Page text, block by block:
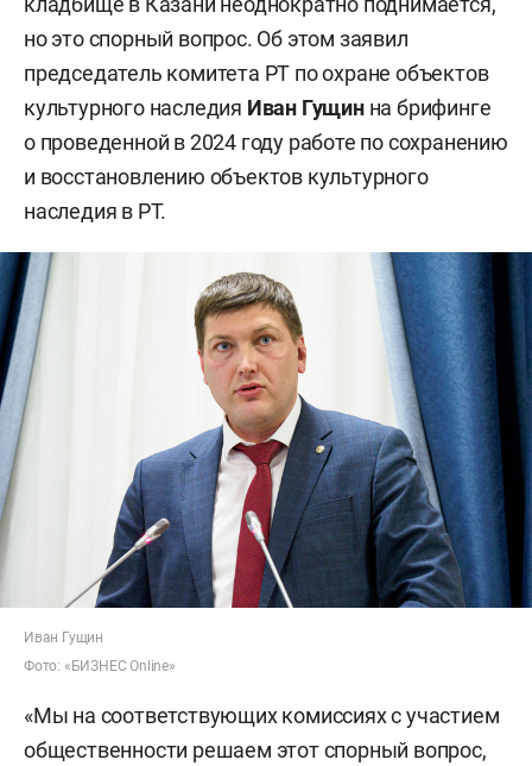
но это спорный вопрос. Об этом заявил
председатель комитета РТ по охране объектов
культурного наследия Иван Гущин на брифинге
о проведенной в 2024 году работе по сохранению
и восстановлению объектов культурного
наследия в РТ.
Иван Гущин
Фото: «БИЗНЕС Online»
«Мы на соответствующих комиссиях с участием
общественности решаем этот спорный вопрос,